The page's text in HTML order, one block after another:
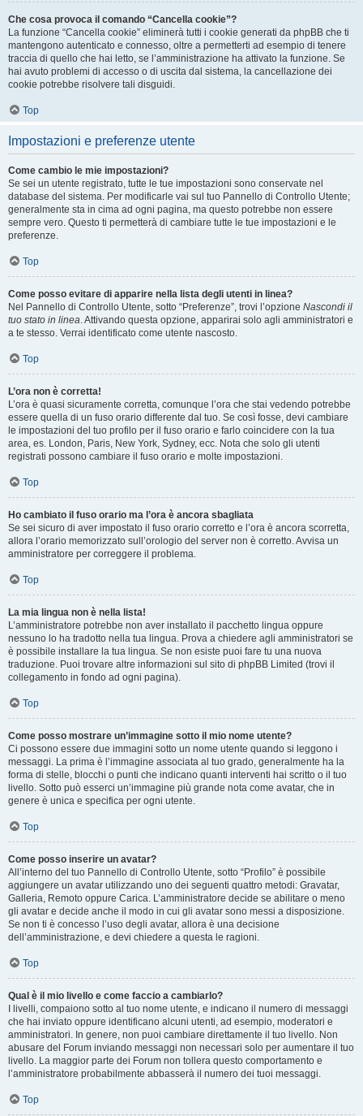
Che cosa provoca il comando “Cancella cookie”?
La funzione “Cancella cookie” eliminerà tutti i cookie generati da phpBB che ti
mantengono autenticato e connesso, oltre a permetterti ad esempio di tenere
traccia di quello che hai letto, se l’amministrazione ha attivato la funzione. Se
hai avuto problemi di accesso o di uscita dal sistema, la cancellazione dei
cookie potrebbe risolvere tali disguidi.
Top
Impostazioni e preferenze utente
Come cambio le mie impostazioni?
Se sei un utente registrato, tutte le tue impostazioni sono conservate nel
database del sistema. Per modificarle vai sul tuo Pannello di Controllo Utente;
generalmente sta in cima ad ogni pagina, ma questo potrebbe non essere
sempre vero. Questo ti permetterà di cambiare tutte le tue impostazioni e le
preferenze.
Top
Come posso evitare di apparire nella lista degli utenti in linea?
Nel Pannello di Controllo Utente, sotto “Preferenze”, trovi l’opzione Nascondi il
tuo stato in linea. Attivando questa opzione, apparirai solo agli amministratori e
a te stesso. Verrai identificato come utente nascosto.
Top
L’ora non è corretta!
L’ora è quasi sicuramente corretta, comunque l’ora che stai vedendo potrebbe
essere quella di un fuso orario differente dal tuo. Se così fosse, devi cambiare
le impostazioni del tuo profilo per il fuso orario e farlo coincidere con la tua
area, es. London, Paris, New York, Sydney, ecc. Nota che solo gli utenti
registrati possono cambiare il fuso orario e molte impostazioni.
Top
Ho cambiato il fuso orario ma l’ora è ancora sbagliata
Se sei sicuro di aver impostato il fuso orario corretto e l’ora è ancora scorretta,
allora l’orario memorizzato sull’orologio del server non è corretto. Avvisa un
amministratore per correggere il problema.
Top
La mia lingua non è nella lista!
L’amministratore potrebbe non aver installato il pacchetto lingua oppure
nessuno lo ha tradotto nella tua lingua. Prova a chiedere agli amministratori se
è possibile installare la tua lingua. Se non esiste puoi fare tu una nuova
traduzione. Puoi trovare altre informazioni sul sito di phpBB Limited (trovi il
collegamento in fondo ad ogni pagina).
Top
Come posso mostrare un’immagine sotto il mio nome utente?
Ci possono essere due immagini sotto un nome utente quando si leggono i
messaggi. La prima è l’immagine associata al tuo grado, generalmente ha la
forma di stelle, blocchi o punti che indicano quanti interventi hai scritto o il tuo
livello. Sotto può esserci un’immagine più grande nota come avatar, che in
genere è unica e specifica per ogni utente.
Top
Come posso inserire un avatar?
All’interno del tuo Pannello di Controllo Utente, sotto “Profilo” è possibile
aggiungere un avatar utilizzando uno dei seguenti quattro metodi: Gravatar,
Galleria, Remoto oppure Carica. L’amministratore decide se abilitare o meno
gli avatar e decide anche il modo in cui gli avatar sono messi a disposizione.
Se non ti è concesso l’uso degli avatar, allora è una decisione
dell’amministrazione, e devi chiedere a questa le ragioni.
Top
Qual è il mio livello e come faccio a cambiarlo?
I livelli, compaiono sotto al tuo nome utente, e indicano il numero di messaggi
che hai inviato oppure identificano alcuni utenti, ad esempio, moderatori e
amministratori. In genere, non puoi cambiare direttamente il tuo livello. Non
abusare del Forum inviando messaggi non necessari solo per aumentare il tuo
livello. La maggior parte dei Forum non tollera questo comportamento e
l’amministratore probabilmente abbasserà il numero dei tuoi messaggi.
Top